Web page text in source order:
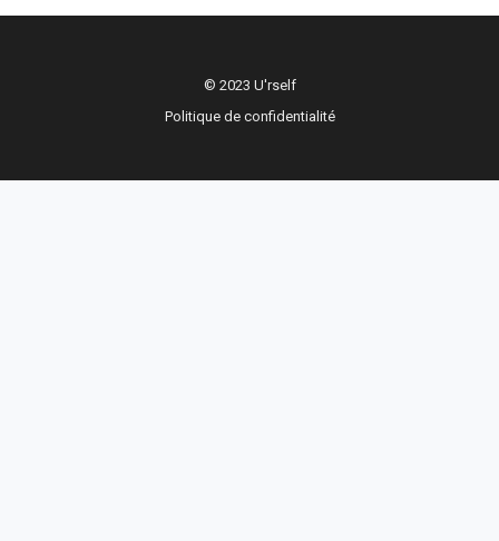
© 2023 U'rself
Politique de confidentialité